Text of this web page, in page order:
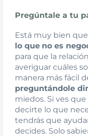
Pregúntale a tu
Está muy bien
lo que no es
para que la
averiguar cuáles
manera más fácil
preguntándole
miedos. Si ves
decirte lo que
tendrás que
decides. Solo